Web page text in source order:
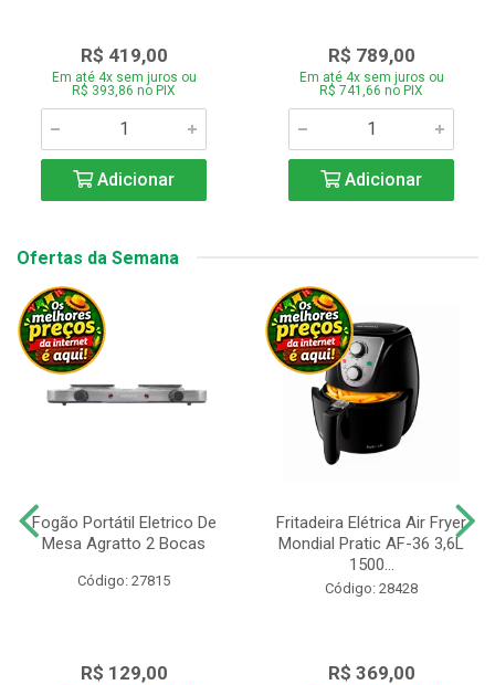
R$ 419,00
Em até 4x sem juros ou
R$ 393,86 no PIX
Adicionar
R$ 789,00
Em até 4x sem juros ou
R$ 741,66 no PIX
Adicionar
Ofertas da Semana
Fogão Portátil Eletrico De
Mesa Agratto 2 Bocas
Código: 27815
R$ 129,00
Fritadeira Elétrica Air Fryer
Mondial Pratic AF-36 3,6L
1500...
Código: 28428
R$ 369,00